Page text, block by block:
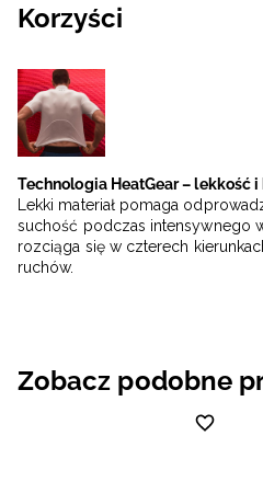
Korzyści
Technologia HeatGear – lekkość
Lekki materiał pomaga
suchość podczas intensywnego
rozciąga się w czterech
ruchów.
Zobacz podobne